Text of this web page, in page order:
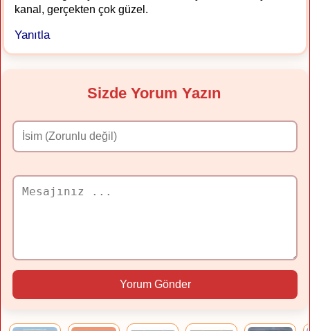
kanal, gerçekten çok güzel.
Yanıtla
Sizde Yorum Yazın
Yorum Gönder